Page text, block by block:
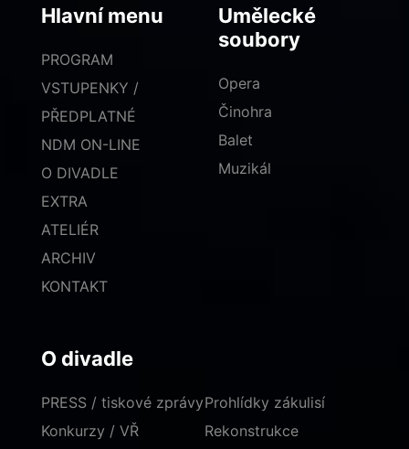
Hlavní menu
PROGRAM
VSTUPENKY /
PŘEDPLATNÉ
NDM ON-LINE
O DIVADLE
EXTRA
ATELIÉR
ARCHIV
KONTAKT
Umělecké
soubory
Opera
Činohra
Balet
Muzikál
O divadle
PRESS / tiskové zprávy
Konkurzy / VŘ
Prohlídky zákulisí
Rekonstrukce